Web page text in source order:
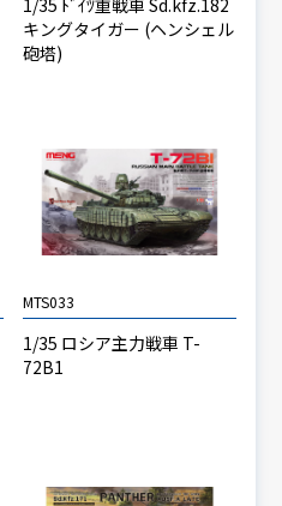
1/35 ﾄﾞｲﾂ重戦車 Sd.kfz.182
キングタイガー (ヘンシェル
砲塔)
MTS033
1/35 ロシア主力戦車 T-
72B1